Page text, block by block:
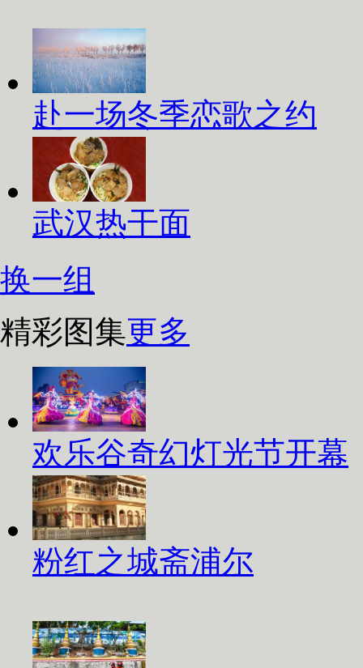
赴一场冬季恋歌之约
武汉热干面
换一组
精彩图集更多
欢乐谷奇幻灯光节开幕
粉红之城斋浦尔